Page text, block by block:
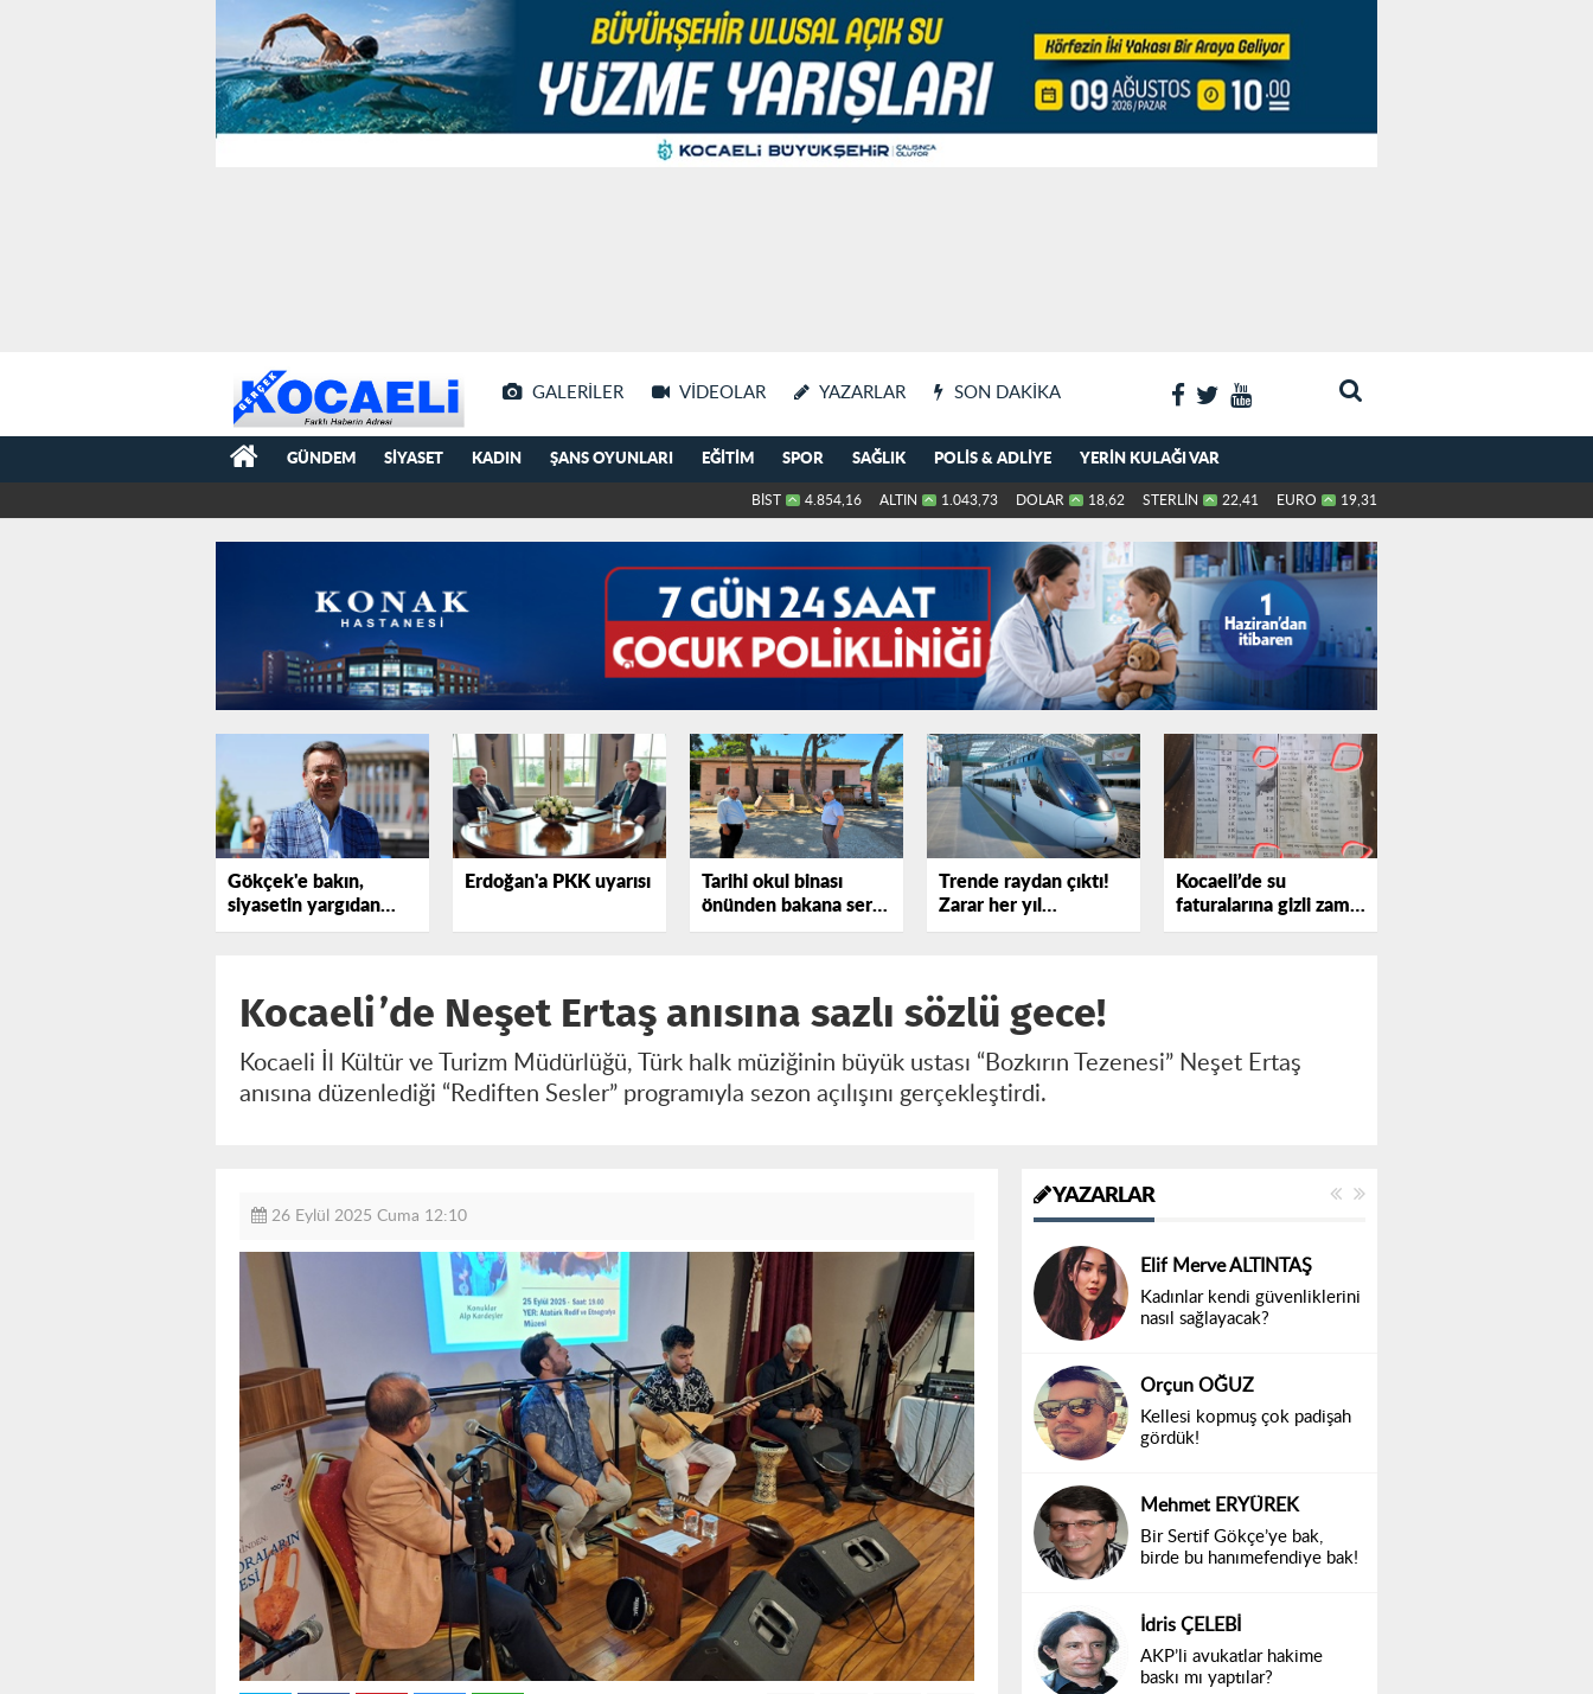
GALERILER VIDEOLAR YAZARLAR SON DAKIKA
GÜNDEM SIYASET KADIN ŞANS OYUNLARI EĞITIM SPOR SAĞLIK POLIS & ADLIYE YERIN KULAĞI VAR
BİST 4.854,16 ALTIN 1.043,73 DOLAR 18,62 STERLİN 22,41 EURO 19,31
Gökçek'e bakın,
siyasetin yargıdan
elini çekmediğini
Erdoğan'a PKK uyarısı
Tarihi okul binası
önünden bakana sert
tepki gösterdi!
Trende raydan çıktı!
Zarar her yıl
katlanıyor
Kocaeli’de su
faturalarına gizli zam
iddiası
Kocaeli’de Neşet Ertaş anısına sazlı sözlü gece!
Kocaeli İl Kültür ve Turizm Müdürlüğü, Türk halk müziğinin büyük ustası “Bozkırın Tezenesi” Neşet Ertaş
anısına düzenlediği “Rediften Sesler” programıyla sezon açılışını gerçekleştirdi.
26 Eylül 2025 Cuma 12:10
YAZARLAR
Elif Merve ALTINTAŞ
Kadınlar kendi güvenliklerini
nasıl sağlayacak?
Orçun OĞUZ
Kellesi kopmuş çok padişah
gördük!
Mehmet ERYÜREK
Bir Sertif Gökçe’ye bak,
birde bu hanımefendiye bak!
İdris ÇELEBİ
AKP’li avukatlar hakime
baskı mı yaptılar?